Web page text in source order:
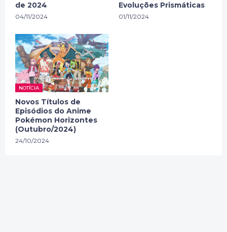
de 2024
04/11/2024
Evoluções Prismáticas
01/11/2024
NOTÍCIA
Novos Títulos de
Episódios do Anime
Pokémon Horizontes
(Outubro/2024)
24/10/2024